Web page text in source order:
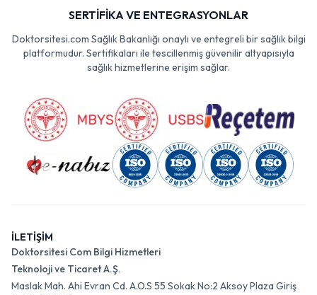
SERTİFİKA VE ENTEGRASYONLAR
Doktorsitesi.com Sağlık Bakanlığı onaylı ve entegreli bir sağlık bilgi
platformudur. Sertifikaları ile tescillenmiş güvenilir altyapısıyla
sağlık hizmetlerine erişim sağlar.
İLETİŞİM
Doktorsitesi Com Bilgi Hizmetleri
Teknoloji ve Ticaret A.Ş.
Maslak Mah. Ahi Evran Cd. A.O.S 55 Sokak No:2 Aksoy Plaza Giriş